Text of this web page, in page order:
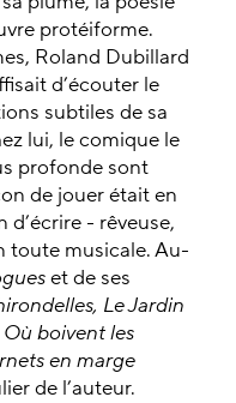
protéiforme.
Roland Dubillard
d’écouter le
subtiles de sa
lui, le comique le
profonde sont
de jouer était en
- rêveuse,
toute musicale. Au-
et de ses
Le Jardin
Où boivent les
en marge
de l’auteur.